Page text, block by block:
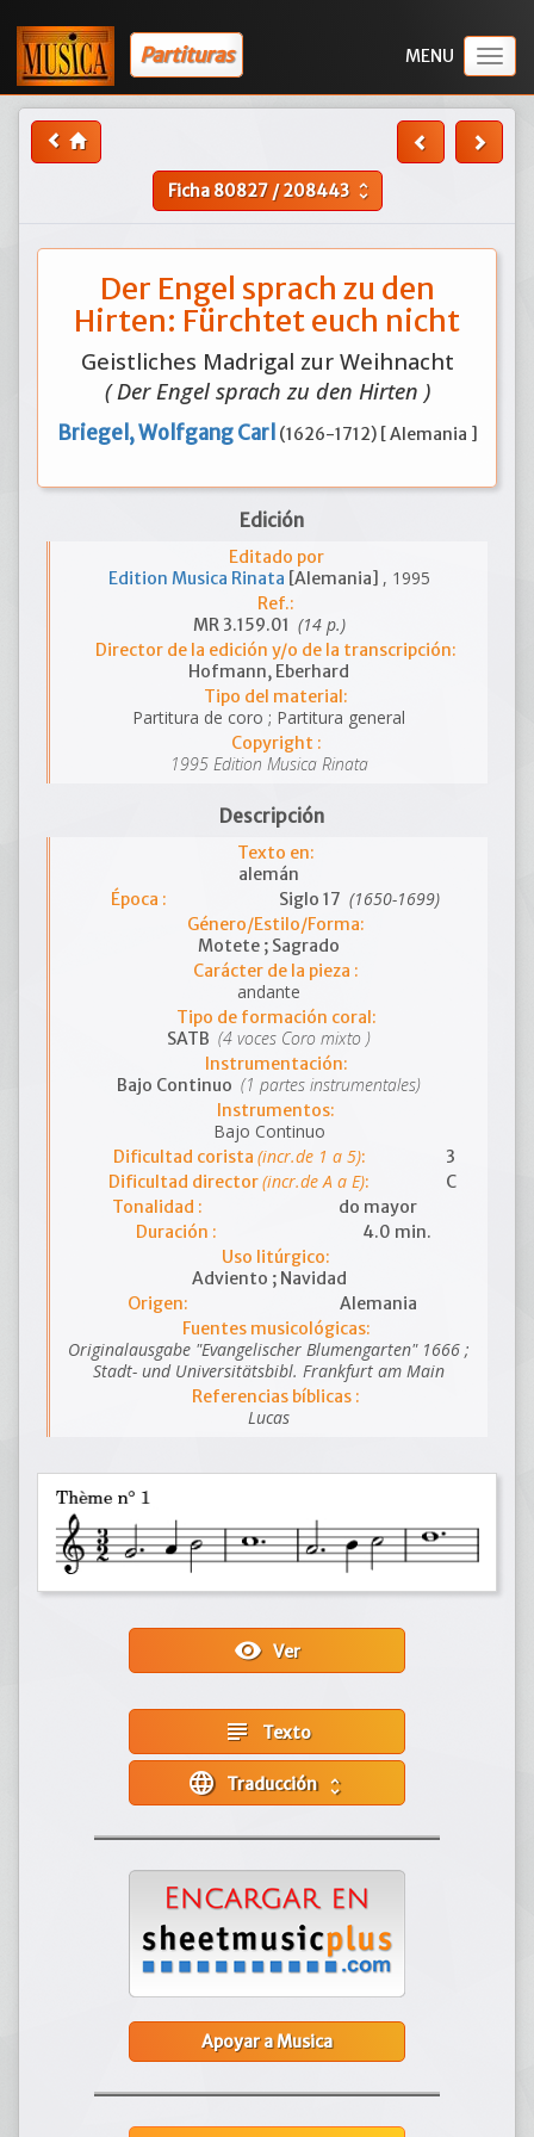
Partituras
Ficha80827/208443 unfold_more
Der Engel sprach zu den
Hirten: Fürchtet euch nicht
Geistliches Madrigal zur Weihnacht
( Der Engel sprach zu den Hirten )
Briegel, Wolfgang Carl (1626-1712) [ Alemania ]
Edición
Editado por
Edition Musica Rinata [Alemania] , 1995
Ref.:
MR 3.159.01 (14 p.)
Director de la edición y/o de la transcripción:
Hofmann, Eberhard
Tipo del material:
Partitura de coro ; Partitura general
Copyright :
1995 Edition Musica Rinata
Descripción
Texto en:
alemán
Época :
Siglo 17 (1650-1699)
Género/Estilo/Forma:
Motete ; Sagrado
Carácter de la pieza :
andante
Tipo de formación coral:
SATB (4 voces Coro mixto )
Instrumentación:
Bajo Continuo (1 partes instrumentales)
Instrumentos:
Bajo Continuo
Dificultad corista (incr.de 1 a 5):
3
Dificultad director(incr.de A a E):
C
Tonalidad :
do mayor
Duración :
4.0 min.
Uso litúrgico:
Adviento ; Navidad
Origen:
Alemania
Fuentes musicológicas:
Originalausgabe "Evangelischer Blumengarten" 1666 ;
Stadt- und Universitätsbibl. Frankfurt am Main
Referencias bíblicas :
Lucas
visibility Ver
subject Texto
language unfold_more
Apoyar a Musica